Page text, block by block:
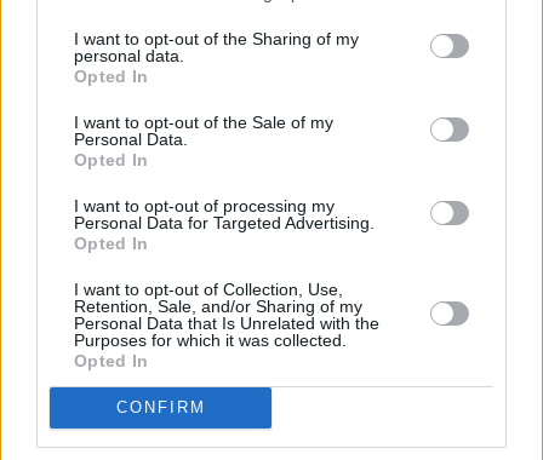
I want to opt-out of the Sharing of my
personal data.
Opted In
I want to opt-out of the Sale of my
Personal Data.
Opted In
I want to opt-out of processing my
Personal Data for Targeted Advertising.
Opted In
I want to opt-out of Collection, Use,
Retention, Sale, and/or Sharing of my
Personal Data that Is Unrelated with the
Purposes for which it was collected.
Opted In
CONFIRM
I et landskap nytt og uten minner
står et epletre i blomst og skinner.
Epletreet dufter nyskapt sommer.